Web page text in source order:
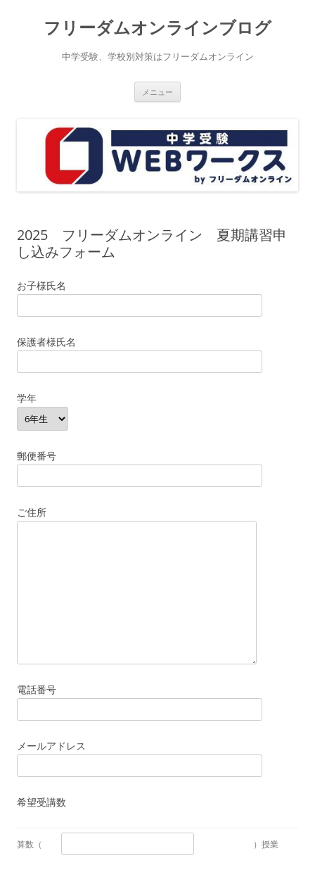
フリーダムオンラインブログ
中学受験、学校別対策はフリーダムオンライン
メニュー
2025 フリーダムオンライン 夏期講習申
し込みフォーム
お子様氏名
保護者様氏名
学年
郵便番号
ご住所
電話番号
メールアドレス
希望受講数
算数（ ）授業